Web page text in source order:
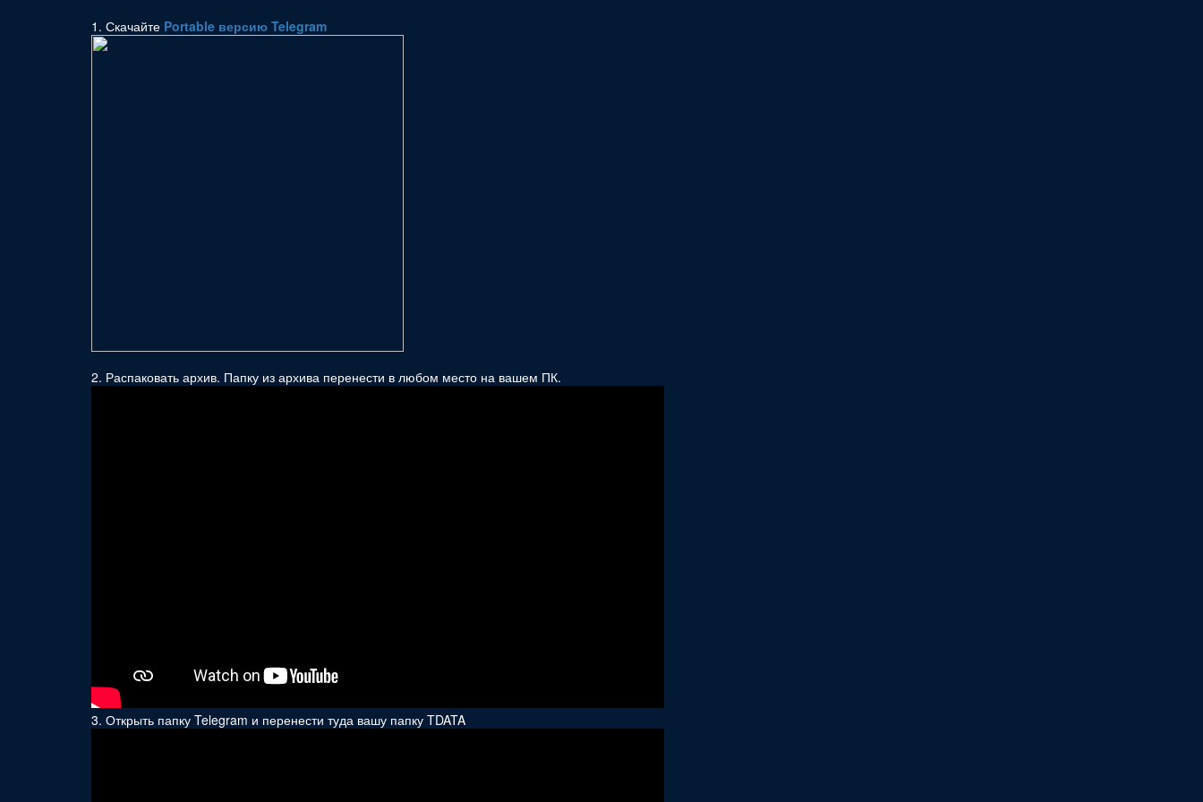
1. Скачайте Portable версию Telegram
2. Распаковать архив. Папку из архива перенести в любом место на вашем ПК.
3. Открыть папку Telegram и перенести туда вашу папку TDATA